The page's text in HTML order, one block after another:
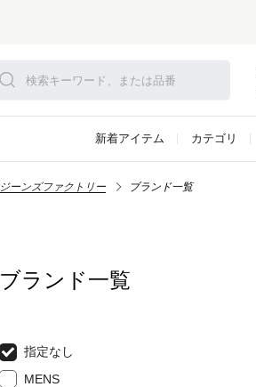
新着アイテム カテゴリ
ジーンズファクトリー ブランド一覧
ブランド一覧
指定なし
MENS